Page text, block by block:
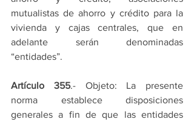
mutualistas de ahorro y crédito para la
vivienda y cajas centrales, que en
adelante serán denominadas
“entidades”.
Artículo 355.- Objeto: La presente
norma establece disposiciones
generales a fin de que las entidades